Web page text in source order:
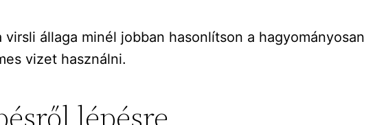
állaga minél jobban hasonlítson a hagyományosan
vizet használni.